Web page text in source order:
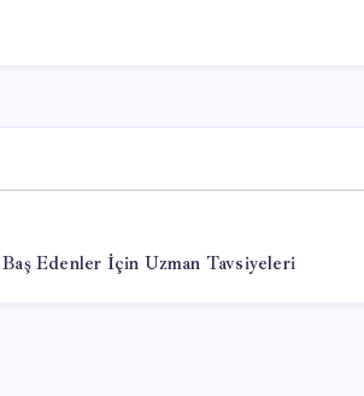
Edenler İçin Uzman Tavsiyeleri